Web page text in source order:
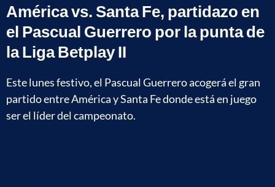
América vs. Santa Fe, partidazo en
el Pascual Guerrero por la punta de
la Liga Betplay II
Este lunes festivo, el Pascual Guerrero acogerá el gran
partido entre América y Santa Fe donde está en juego
ser el líder del campeonato.